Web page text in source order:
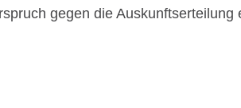
gegen die